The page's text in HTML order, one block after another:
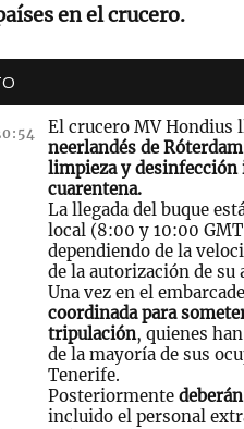
en el crucero.
El crucero MV Hondius
neerlandés de
limpieza y desinfección
cuarentena.
La llegada del buque
local (8:00 y 10:00
dependiendo de la
de la autorización de su
Una vez en el
coordinada para
tripulación, quienes
de la mayoría de sus
Tenerife.
Posteriormente
incluido el personal